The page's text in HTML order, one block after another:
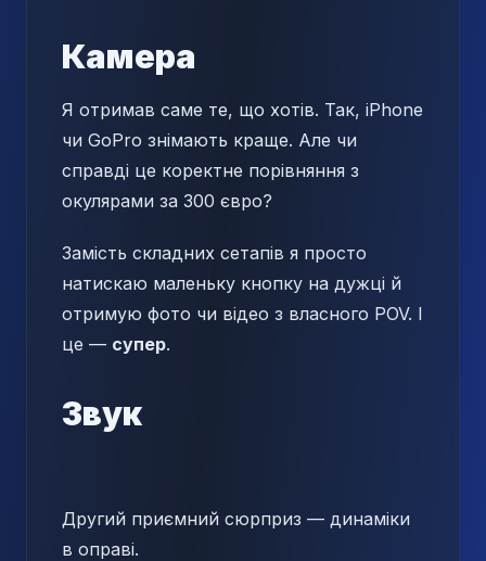
Камера
Я отримав саме те, що хотів. Так, iPhone
чи GoPro знімають краще. Але чи
справді це коректне порівняння з
окулярами за 300 євро?
Замість складних сетапів я просто
натискаю маленьку кнопку на дужці й
отримую фото чи відео з власного POV. І
це — супер.
Звук
Другий приємний сюрприз — динаміки
в оправі.